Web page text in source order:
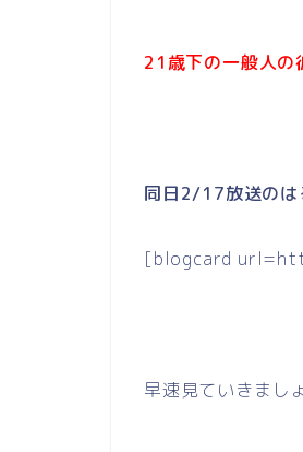
21歳下の一般人の
同日2/17放送のは
[blogcard
早速見ていきまし